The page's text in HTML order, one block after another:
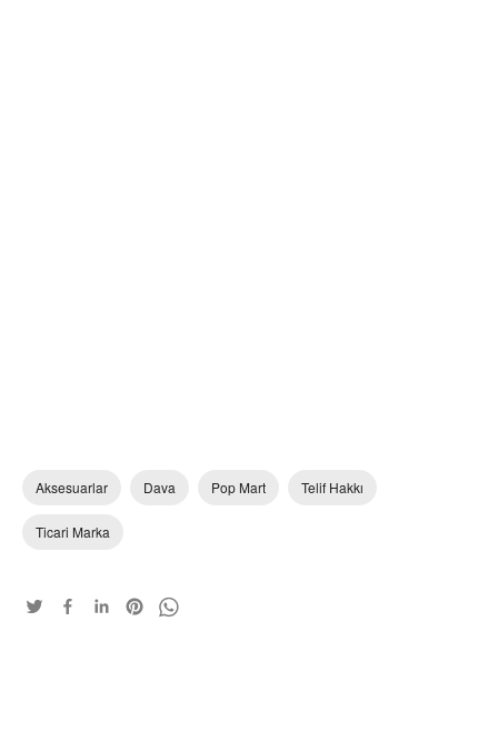
Aksesuarlar Dava Pop Mart Telif Hakkı
Ticari Marka